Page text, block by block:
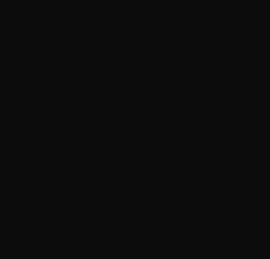
vengono
personali e
nella
in